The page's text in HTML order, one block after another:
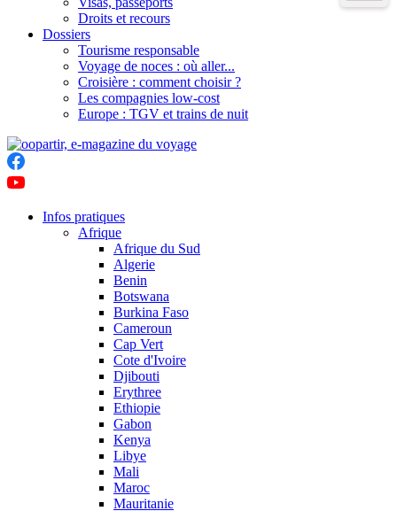
Droits et recours
Dossiers
Tourisme responsable
Voyage de noces : où aller...
Croisière : comment choisir ?
Les compagnies low-cost
Europe : TGV et trains de nuit
Infos pratiques
Afrique
Afrique du Sud
Algerie
Benin
Botswana
Burkina Faso
Cameroun
Cap Vert
Cote d'Ivoire
Djibouti
Erythree
Ethiopie
Gabon
Kenya
Libye
Mali
Maroc
Mauritanie